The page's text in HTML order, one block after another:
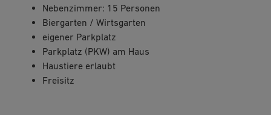
Nebenzimmer: 15 Personen
Biergarten / Wirtsgarten
eigener Parkplatz
Parkplatz (PKW) am Haus
Haustiere erlaubt
Freisitz